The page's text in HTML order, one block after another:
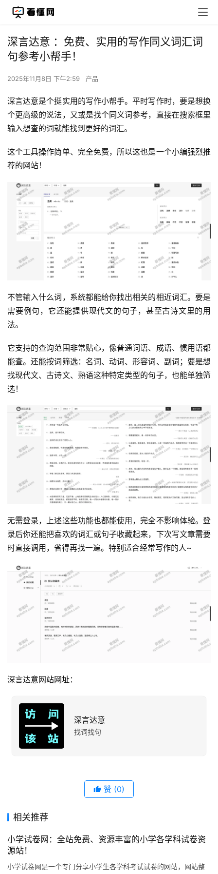
运
产
品
深言达意 ：免费、实用的写作同义词汇词
句参考小帮手！
2025年11月8日 下午2:59 产品
深言达意是个挺实用的写作小帮手。平时写作时，要是想换
个更高级的说法，又或是找个同义词参考，直接在搜索框里
输入想查的词就能找到更好的词汇。
这个工具操作简单、完全免费，所以这也是一个小编强烈推
荐的网站！
不管输入什么词，系统都能给你找出相关的相近词汇。要是
需要例句，它还能提供现代文的句子，甚至古诗文里的用
法。
它支持的查询范围非常贴心，像普通词语、成语、惯用语都
能查。还能按词筛选：名词、动词、形容词、副词；要是想
找现代文、古诗文、熟语这种特定类型的句子，也能单独筛
选！
无需登录，上述这些功能也都能使用，完全不影响体验。登
录后你还能把喜欢的词汇或句子收藏起来，下次写文章需要
时直接调用，省得再找一遍。特别适合经常写作的人~
深言达意网站网址：
深言达意
找词找句
赞 (0)
相关推荐
小学试卷网：全站免费、资源丰富的小学各学科试卷资
源站！
小学试卷网是一个专门分享小学生各学科考试试卷的网站，网站整